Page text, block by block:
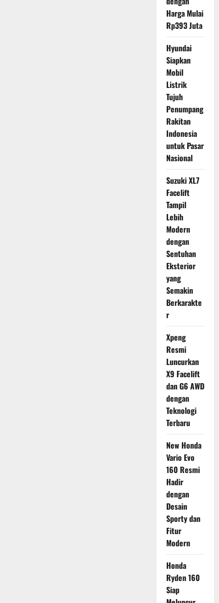
Harga Mulai
Rp393 Juta
Hyundai
Siapkan
Mobil
Listrik
Tujuh
Penumpang
Rakitan
Indonesia
untuk Pasar
Nasional
Suzuki XL7
Facelift
Tampil
Lebih
Modern
dengan
Sentuhan
Eksterior
yang
Semakin
Berkarakte
r
Xpeng
Resmi
Luncurkan
X9 Facelift
dan G6 AWD
dengan
Teknologi
Terbaru
New Honda
Vario Evo
160 Resmi
Hadir
dengan
Desain
Sporty dan
Fitur
Modern
Honda
Ryden 160
Siap